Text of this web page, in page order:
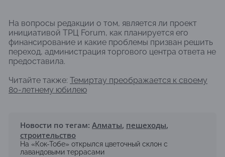
На вопросы редакции о том, является ли проект
инициативой ТРЦ Forum, как планируется его
финансирование и какие проблемы призван решить
переход, администрация торгового центра ответа не
предоставила.
Читайте также: Темиртау преображается к своему
80-летнему юбилею
Новости по тегам: Алматы, пешеходы,
строительство
На «Кок-Тобе» открылся цветочный склон с
лавандовыми террасами